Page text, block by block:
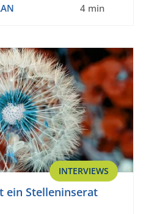
4 min
INTERVIEWS
ein Stelleninserat